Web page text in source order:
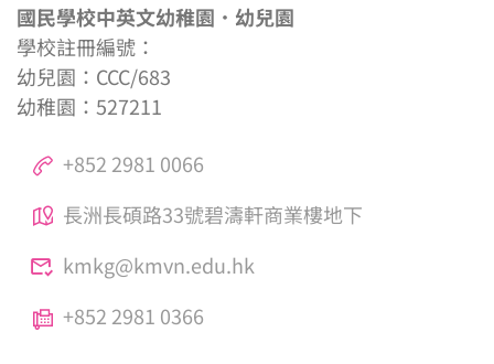
國民學校中英文幼稚園．幼兒園
學校註冊編號：
幼兒園：CCC/683
幼稚園：527211
+852 2981 0066
長洲長碩路33號碧濤軒商業樓地下
kmkg@kmvn.edu.hk
+852 2981 0366